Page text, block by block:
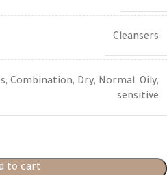
Cleansers
, Combination, Dry, Normal, Oily,
sensitive
to cart